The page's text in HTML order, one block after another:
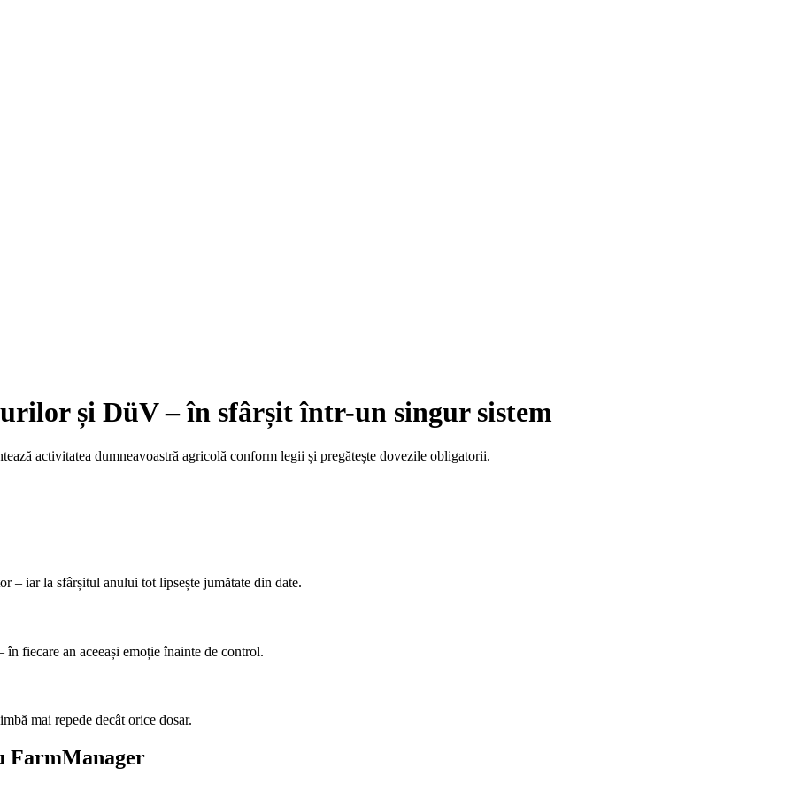
și DüV – în sfârșit într-un singur sistem
activitatea dumneavoastră agricolă conform legii și pregătește dovezile obligatorii.
– iar la sfârșitul anului tot lipsește jumătate din date.
fiecare an aceeași emoție înainte de control.
mai repede decât orice dosar.
FarmManager